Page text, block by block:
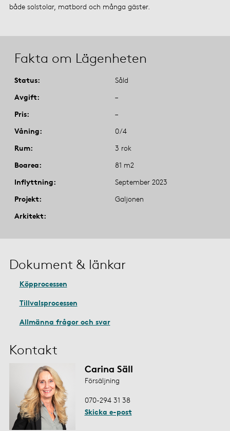
både solstolar, matbord och många gäster.
Fakta om Lägenheten
Status
Såld
Avgift
–
Pris
–
Våning
0/4
Rum
3 rok
Boarea
81 m2
Inflyttning
September 2023
Projekt
Galjonen
Arkitekt
Dokument & länkar
Köpprocessen
Tillvalsprocessen
Allmänna frågor och svar
Kontakt
Carina Säll
Försäljning
070-294 31 38
Skicka e-post